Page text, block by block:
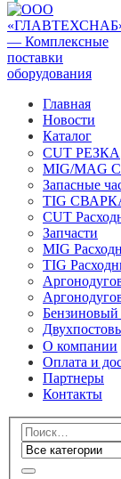
Главная
Новости
Каталог
CUT РЕЗКА
MIG/MAG
Запасные
TIG
CUT
Запчасти
MIG
TIG
Бензиновый
О компании
Оплата и
Партнеры
Контакты